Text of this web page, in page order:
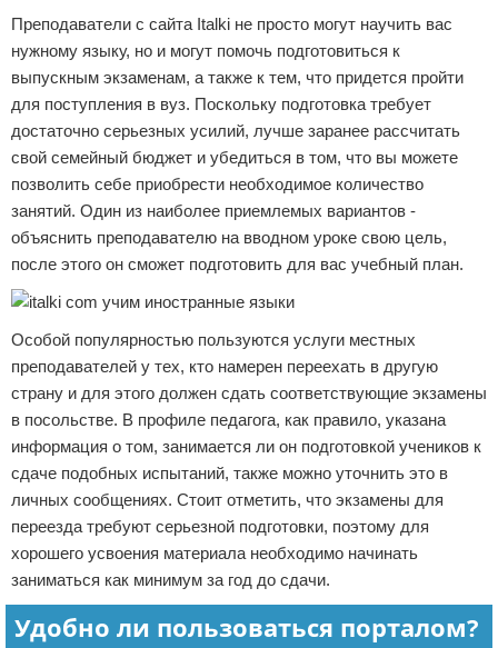
Преподаватели с сайта Italki не просто могут научить вас
нужному языку, но и могут помочь подготовиться к
выпускным экзаменам, а также к тем, что придется пройти
для поступления в вуз. Поскольку подготовка требует
достаточно серьезных усилий, лучше заранее рассчитать
свой семейный бюджет и убедиться в том, что вы можете
позволить себе приобрести необходимое количество
занятий. Один из наиболее приемлемых вариантов -
объяснить преподавателю на вводном уроке свою цель,
после этого он сможет подготовить для вас учебный план.
Особой популярностью пользуются услуги местных
преподавателей у тех, кто намерен переехать в другую
страну и для этого должен сдать соответствующие экзамены
в посольстве. В профиле педагога, как правило, указана
информация о том, занимается ли он подготовкой учеников к
сдаче подобных испытаний, также можно уточнить это в
личных сообщениях. Стоит отметить, что экзамены для
переезда требуют серьезной подготовки, поэтому для
хорошего усвоения материала необходимо начинать
заниматься как минимум за год до сдачи.
Удобно ли пользоваться порталом?